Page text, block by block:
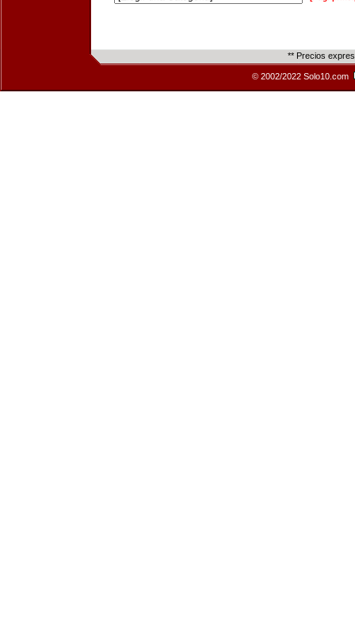
** Precios
© 2002/2022 Solo10.com